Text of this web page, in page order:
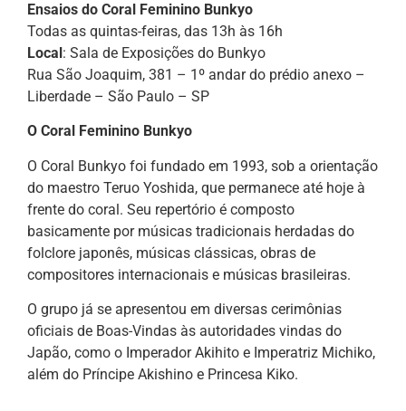
Ensaios do Coral Feminino Bunkyo
Todas as quintas-feiras, das 13h às 16h
Local: Sala de Exposições do Bunkyo
Rua São Joaquim, 381 – 1º andar do prédio anexo –
Liberdade – São Paulo – SP
O Coral Feminino Bunkyo
O Coral Bunkyo foi fundado em 1993, sob a orientação
do maestro Teruo Yoshida, que permanece até hoje à
frente do coral. Seu repertório é composto
basicamente por músicas tradicionais herdadas do
folclore japonês, músicas clássicas, obras de
compositores internacionais e músicas brasileiras.
O grupo já se apresentou em diversas cerimônias
oficiais de Boas-Vindas às autoridades vindas do
Japão, como o Imperador Akihito e Imperatriz Michiko,
além do Príncipe Akishino e Princesa Kiko.